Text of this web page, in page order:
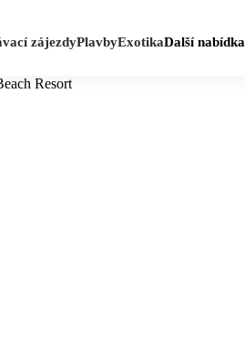
zájezdyPlavbyExotikaDalší nabídka
Resort